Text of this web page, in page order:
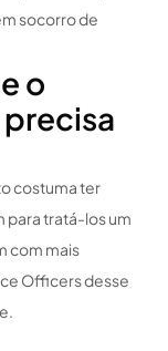
socorro de
o
costuma ter
para tratá-los um
com mais
Officers desse